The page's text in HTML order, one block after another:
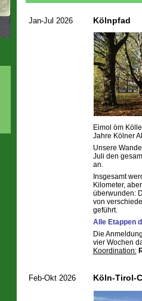
Jan-Jul 2026 Kölnpfad
Eimol öm
Jahre Kölner
Unsere
Juli den
an.
Insgesamt
Kilometer,
überwunden:
von
geführt.
Alle Etappen
Die
vier Wochen
Koordination:
Feb-Okt 2026 Köln-Tirol-